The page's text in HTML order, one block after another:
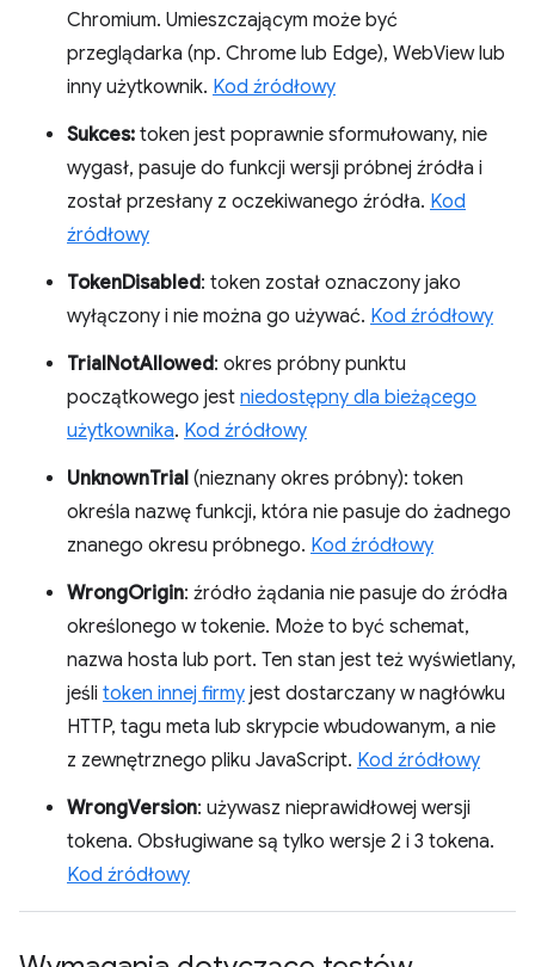
Chromium. Umieszczającym może być
przeglądarka (np. Chrome lub Edge), WebView lub
inny użytkownik. Kod źródłowy
Sukces: token jest poprawnie sformułowany, nie
wygasł, pasuje do funkcji wersji próbnej źródła i
został przesłany z oczekiwanego źródła. Kod
źródłowy
TokenDisabled: token został oznaczony jako
wyłączony i nie można go używać. Kod źródłowy
TrialNotAllowed: okres próbny punktu
początkowego jest niedostępny dla bieżącego
użytkownika. Kod źródłowy
UnknownTrial (nieznany okres próbny): token
określa nazwę funkcji, która nie pasuje do żadnego
znanego okresu próbnego. Kod źródłowy
WrongOrigin: źródło żądania nie pasuje do źródła
określonego w tokenie. Może to być schemat,
nazwa hosta lub port. Ten stan jest też wyświetlany,
jeśli token innej firmy jest dostarczany w nagłówku
HTTP, tagu meta lub skrypcie wbudowanym, a nie
z zewnętrznego pliku JavaScript. Kod źródłowy
WrongVersion: używasz nieprawidłowej wersji
tokena. Obsługiwane są tylko wersje 2 i 3 tokena.
Kod źródłowy